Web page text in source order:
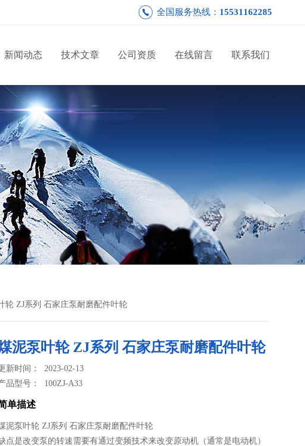
全国服务热线： 15531162285
新闻动态 技术文章 公司资质 在线留言 联系我们
轮 ZJ系列 石家庄泵耐磨配件叶轮
泥泵叶轮 ZJ系列 石家庄泵耐磨配件叶轮
新时间： 2023-02-13
品型号： 100ZJ-A33
单描述
泥泵叶轮 ZJ系列 石家庄泵耐磨配件叶轮
点是改变泵的转速需要有通过变频技术来改变原动机（通常是电动机）